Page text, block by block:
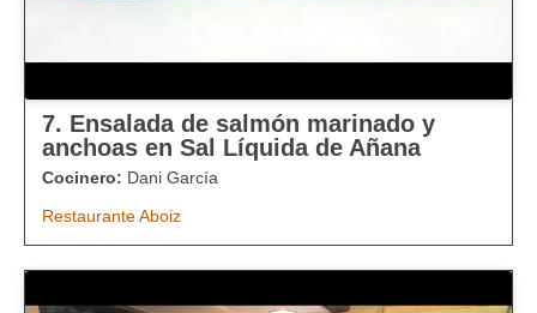
7. Ensalada de salmón marinado y
anchoas en Sal Líquida de Añana
Cocinero: Dani García
Restaurante Aboiz